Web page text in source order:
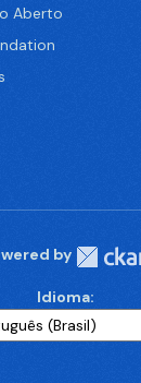
Aberto
by
Idioma